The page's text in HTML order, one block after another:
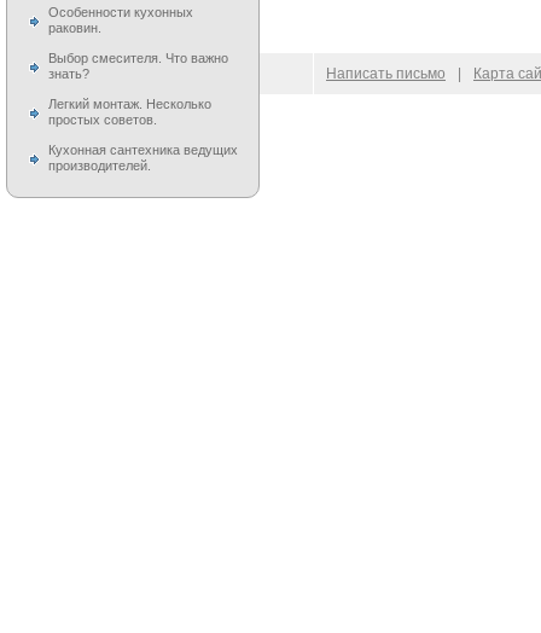
Особенности кухонных
раковин.
Выбор смесителя. Что важно
знать?
Легкий монтаж. Несколько
простых советов.
Кухонная сантехника ведущих
производителей.
© 2009–2026 Написать письмо Карта